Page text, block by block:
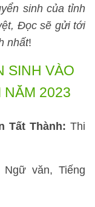
sinh của tỉnh
Đọc sẽ gửi tới
nhất!
SINH VÀO
NĂM 2023
Tất Thành: Thi
văn, Tiếng